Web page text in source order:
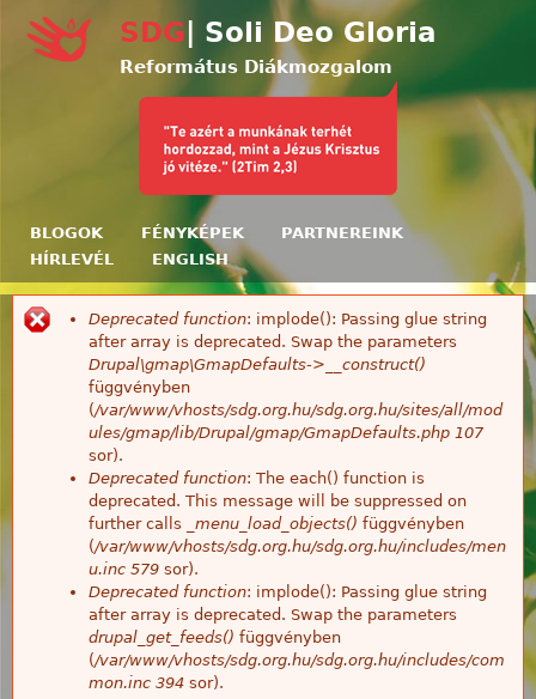
Ugrás a tartalomra
SDG | Soli Deo Gloria
Református Diákmozgalom
BLOGOK FÉNYKÉPEK
PARTNEREINK
HÍRLEVÉL
ENGLISH
Hibaüzenet
Deprecated function: implode(): Passing glue string
after array is deprecated. Swap the parameters
Drupal\gmap\GmapDefaults->__construct()
függvényben
(/var/www/vhosts/sdg.org.hu/sdg.org.hu/sites/all/mod
ules/gmap/lib/Drupal/gmap/GmapDefaults.php 107
sor).
Deprecated function: The each() function is
deprecated. This message will be suppressed on
further calls
_menu_load_objects() függvényben
(/var/www/vhosts/sdg.org.hu/sdg.org.hu/includes/men
u.inc 579 sor).
Deprecated function: implode(): Passing glue string
after array is deprecated. Swap the parameters
drupal_get_feeds() függvényben
(/var/www/vhosts/sdg.org.hu/sdg.org.hu/includes/com
mon.inc 394 sor).